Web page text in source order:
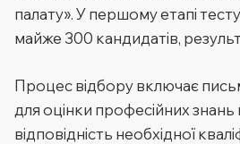
палату». У першому етапі
майже 300 кандидатів,
Процес відбору включає
для оцінки професійних знань
відповідність необхідної